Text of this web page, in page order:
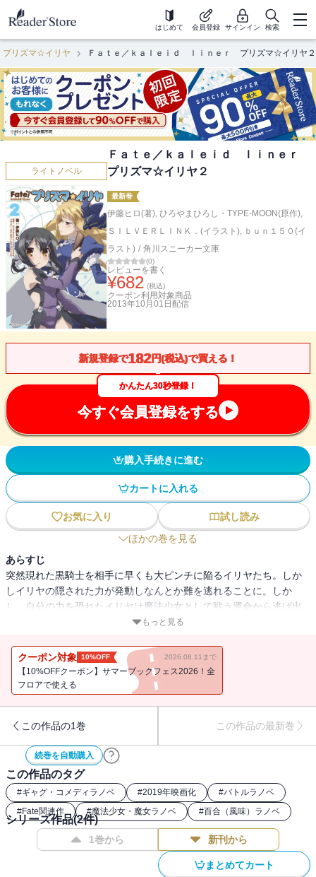
はじめて 会員登録 サインイン 検索
リズマ☆イリヤ Ｆａｔｅ／ｋａｌｅｉｄ ｌｉｎｅｒ プリズマ☆イリヤ２
ライトノベル
Ｆａｔｅ／ｋａｌｅｉｄ ｌｉｎｅｒ
プリズマ☆イリヤ２
最新巻
伊藤ヒロ(著), ひろやまひろし・TYPE-MOON(原作),
ＳＩＬＶＥＲＬＩＮＫ．(イラスト), ｂｕｎ１５０(イ
ラスト) / 角川スニーカー文庫
(0)
レビューを書く
¥682 (税込)
クーポン利用対象商品
2013年10月01日 配信
新規登録で182円(税込)で買える！
かんたん30秒登録！
今すぐ会員登録をする
購入手続きに進む
カートに入れる
お気に入り
試し読み
ほかの巻を見る
あらすじ
突然現れた黒騎士を相手に早くも大ピンチに陥るイリヤたち。しか
しイリヤの隠された力が発動しなんとか難を逃れることに。しか
し、自分の力を恐れたイリヤは魔法少女として戦う運命から逃げ出
もっと見る
クーポン対象 10%OFF 2026.08.11まで
【10%OFFクーポン】サマーブックフェス2026！全
フロアで使える
この作品の1巻 この作品の最新巻
続巻を自動購入
この作品のタグ
#ギャグ・コメディラノベ #2019年映画化 #バトルラノベ
#Fate関連作 #魔法少女・魔女ラノベ #百合（風味）ラノベ
シリーズ作品(2件)
1巻から 新刊から
まとめてカート